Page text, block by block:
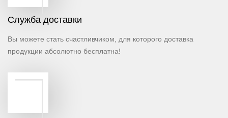
Cлужба доставки
Вы можете стать счастливчиком, для которого доставка
продукции абсолютно бесплатна!